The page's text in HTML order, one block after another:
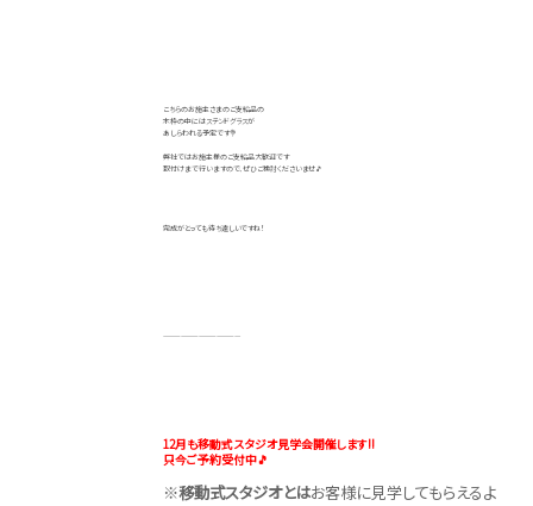
こちらのお施主さまのご支給品の
木枠の中にはステンドグラスが
あしらわれる予定です💐
弊社ではお施主様のご支給品大歓迎です
取付けまで行いますので、ぜひご検討くださいませ🎵
完成がとっても待ち遠しいですね！
—————————————
12月も移動式スタジオ見学会開催します!!
只今ご予約受付中🎵
※移動式スタジオとはお客様に見学してもらえるよ